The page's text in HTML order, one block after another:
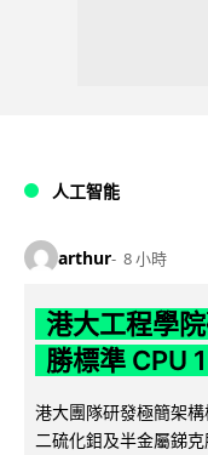
人工智能
arthur 8 小時
港大工程學
勝標準 CPU
港大團隊研發極簡架
二硫化鉬及半金屬銻